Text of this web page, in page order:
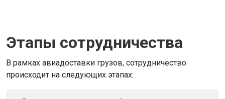
Этапы сотрудничества
В рамках авиадоставки грузов, сотрудничество
происходит на следующих этапах: